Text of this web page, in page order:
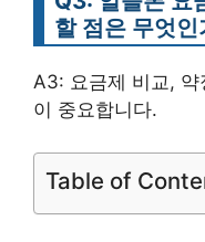
할 점은 무엇인
A3: 요금제 비교, 약
이 중요합니다.
Table of